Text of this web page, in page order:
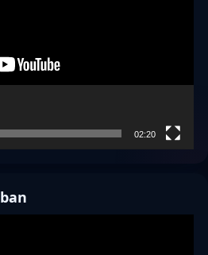
02:20